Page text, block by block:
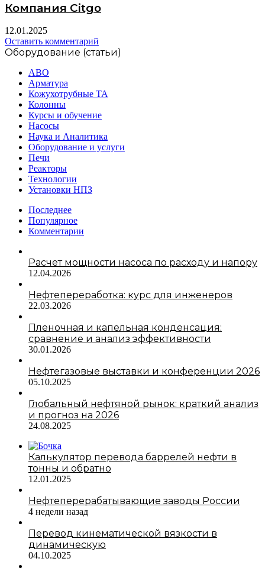
Компания Citgo
12.01.2025
Оставить комментарий
Оборудование (статьи)
АВО
Арматура
Кожухотрубные ТА
Колонны
Курсы и обучение
Насосы
Наука и Аналитика
Оборудование и услуги
Печи
Реакторы
Технологии
Установки НПЗ
Последнее
Популярное
Комментарии
Расчет мощности насоса по расходу и напору
12.04.2026
Нефтепереработка: курс для инженеров
22.03.2026
Пленочная и капельная конденсация:
сравнение и анализ эффективности
30.01.2026
Нефтегазовые выставки и конференции 2026
05.10.2025
Глобальный нефтяной рынок: краткий анализ
и прогноз на 2026
24.08.2025
Калькулятор перевода баррелей нефти в
тонны и обратно
12.01.2025
Нефтеперерабатывающие заводы России
4 недели назад
Перевод кинематической вязкости в
динамическую
04.10.2025